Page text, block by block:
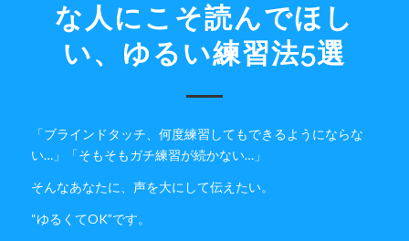
な人にこそ読んでほし
い、ゆるい練習法5選
「ブラインドタッチ、何度練習してもできるようにならな
い…」「そもそもガチ練習が続かない…」
そんなあなたに、声を大にして伝えたい。
“ゆるくてOK”です。